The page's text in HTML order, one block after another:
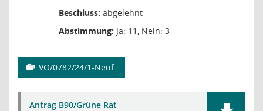
Beschluss: abgelehnt
Abstimmung: Ja: 11, Nein: 3
VO/0782/24/1-Neuf.
Antrag B90/Grüne Rat